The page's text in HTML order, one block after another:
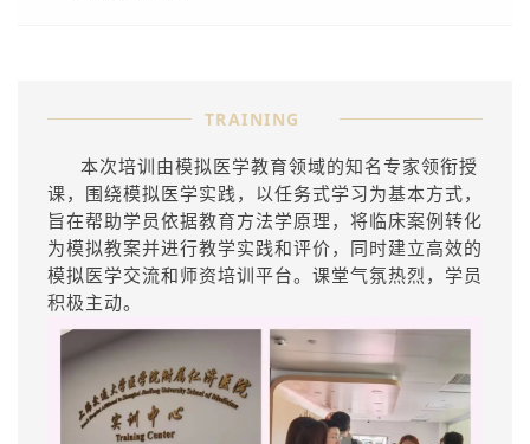
TRAINING
本次培训由模拟医学教育领域的知名专家领衔授
课，围绕模拟医学实践，以任务式学习为基本方式，
旨在帮助学员依据教育方法学原理，将临床案例转化
为模拟教案并进行教学实践和评价，同时建立高效的
模拟医学交流和师资培训平台。课堂气氛热烈，学员
积极主动。